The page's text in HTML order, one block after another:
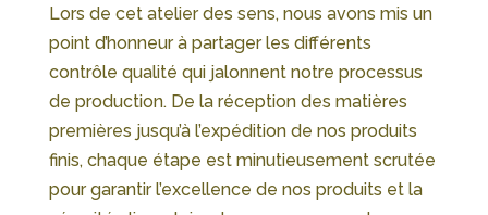
Lors de cet atelier des sens, nous avons mis un
point d’honneur à partager les différents
contrôle qualité qui jalonnent notre processus
de production. De la réception des matières
premières jusqu’à l’expédition de nos produits
finis, chaque étape est minutieusement scrutée
pour garantir l’excellence de nos produits et la